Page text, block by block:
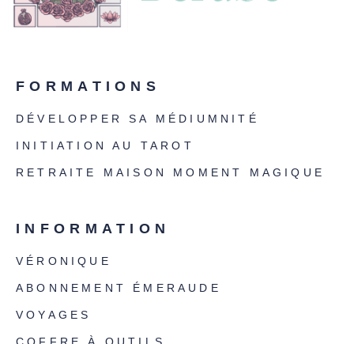
FORMATIONS
DÉVELOPPER SA MÉDIUMNITÉ
INITIATION AU TAROT
RETRAITE MAISON MOMENT MAGIQUE
INFORMATION
VÉRONIQUE
ABONNEMENT ÉMERAUDE
VOYAGES